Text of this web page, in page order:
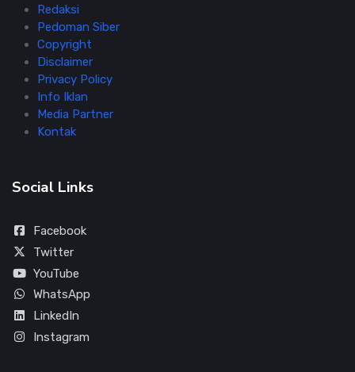
Redaksi
Pedoman Siber
Copyright
Disclaimer
Privacy Policy
Info Iklan
Media Partner
Kontak
Social Links
Facebook
Twitter
YouTube
WhatsApp
LinkedIn
Instagram